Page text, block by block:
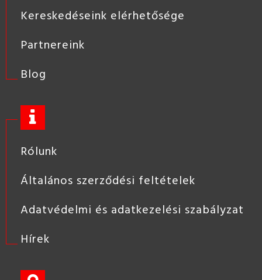
Kereskedéseink elérhetősége
Partnereink
Blog
Rólunk
Általános szerződési feltételek
Adatvédelmi és adatkezelési szabályzat
Hírek